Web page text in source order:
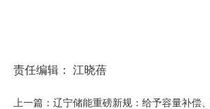
责任编辑： 江晓蓓
上一篇：辽宁储能重磅新规：给予容量补偿